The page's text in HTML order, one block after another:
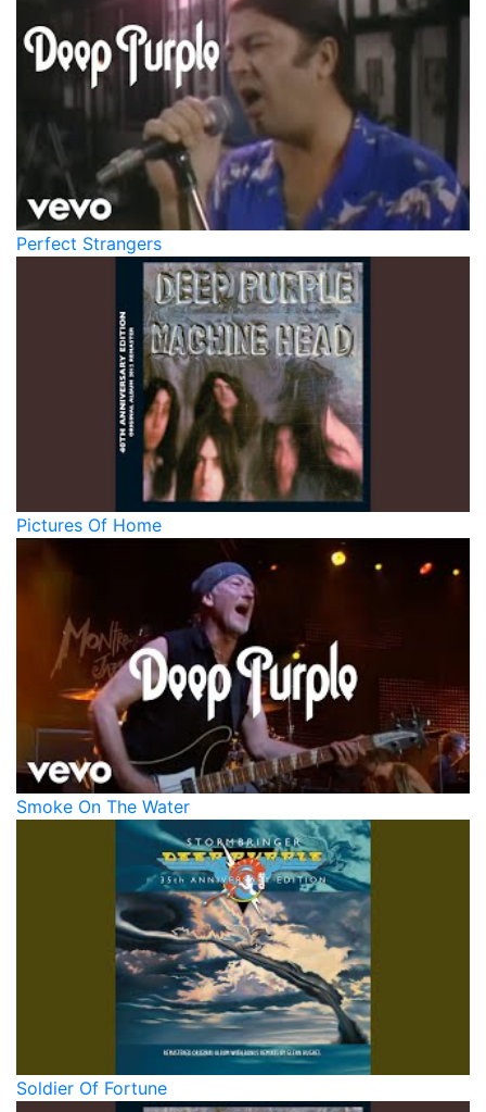
Perfect Strangers
Pictures Of Home
Smoke On The Water
Soldier Of Fortune